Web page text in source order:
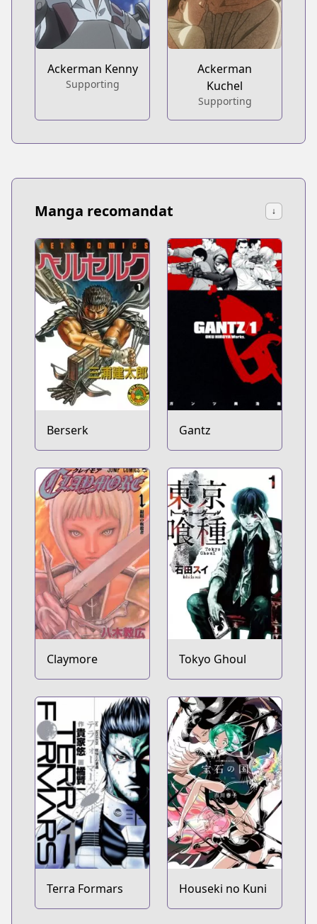
Ackerman Kenny
Supporting
Ackerman
Kuchel
Supporting
Manga recomandat ↓
Berserk Gantz
Claymore Tokyo Ghoul
Terra Formars Houseki no Kuni